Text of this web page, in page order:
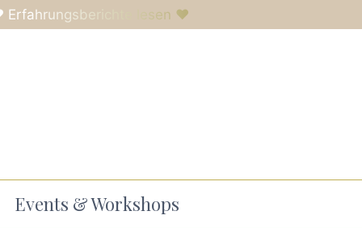
Erfahrungsberichte lesen ♥
Events & Workshops